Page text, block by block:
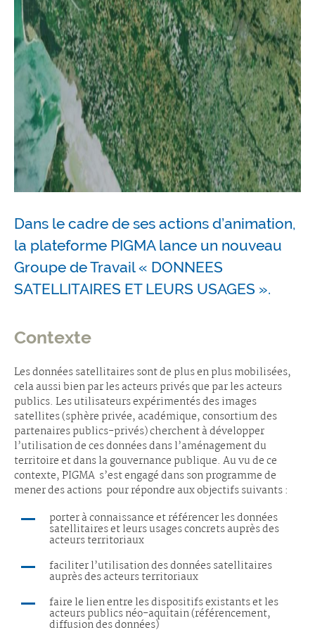
Dans le cadre de ses actions d’animation,
la plateforme PIGMA lance un nouveau
Groupe de Travail « DONNEES
SATELLITAIRES ET LEURS USAGES ».
Contexte
Les données satellitaires sont de plus en plus mobilisées,
cela aussi bien par les acteurs privés que par les acteurs
publics. Les utilisateurs expérimentés des images
satellites (sphère privée, académique, consortium des
partenaires publics-privés) cherchent à développer
l’utilisation de ces données dans l’aménagement du
territoire et dans la gouvernance publique. Au vu de ce
contexte, PIGMA s’est engagé dans son programme de
mener des actions pour répondre aux objectifs suivants :
porter à connaissance et référencer les données
satellitaires et leurs usages concrets auprès des
acteurs territoriaux
faciliter l’utilisation des données satellitaires
auprès des acteurs territoriaux
faire le lien entre les dispositifs existants et les
acteurs publics néo-aquitain (référencement,
diffusion des données)